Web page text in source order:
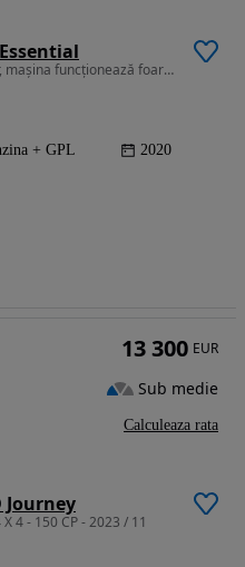
999 cm3 • 100 CP • Primul proprietar, mașina funcționează foarte bine.
+ GPL 2020
Journey
4 - 150 CP - 2023 / 11
13 300 EUR
Sub medie
Calculeaza rata